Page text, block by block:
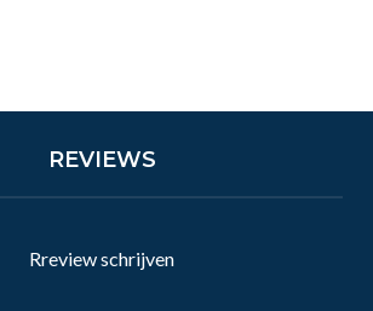
REVIEWS
Rreview schrijven